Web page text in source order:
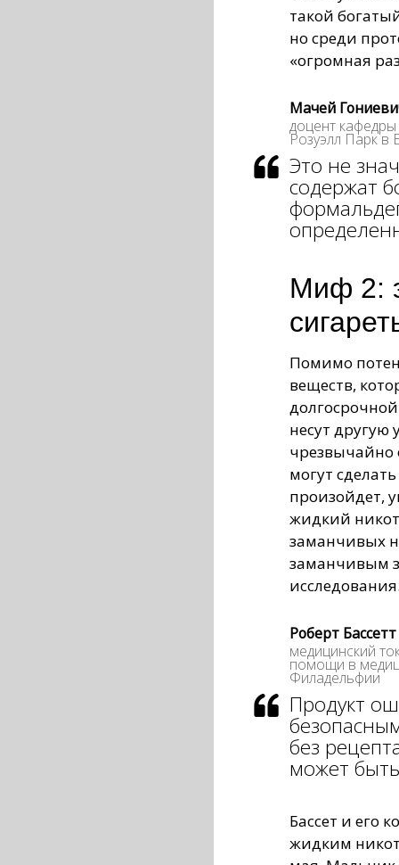
такой
но среди
«огромная
Мачей
доцент
Розуэлл Парк
Это не
содержат
Миф 2:
Помимо
веществ,
несут
чрезвычайно
могут
произойдет,
жидкий
заманчивых
заманчивым
Роберт
медицинский
помощи в
Филадельфии
Продукт
без
может
Бассет и его
жидким